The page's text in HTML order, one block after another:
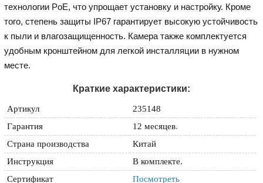
технологии PoE, что упрощает установку и настройку. Кроме
того, степень защиты IP67 гарантирует высокую устойчивость
к пыли и влагозащищенность. Камера также комплектуется
удобным кронштейном для легкой инсталляции в нужном
месте.
Краткие характеристики:
Артикул
235148
Гарантия
12 месяцев.
Страна производства
Китай
Инструкция
В комплекте.
Сертификат
Посмотреть